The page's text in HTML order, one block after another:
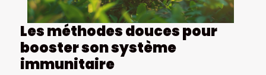
Les méthodes douces pour
booster son système
immunitaire